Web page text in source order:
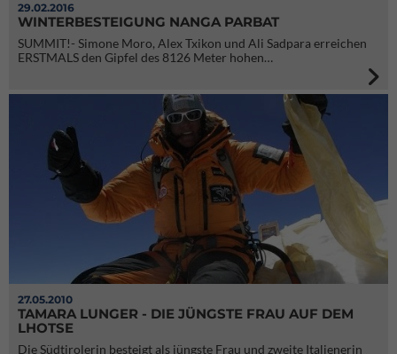
29.02.2016
WINTERBESTEIGUNG NANGA PARBAT
SUMMIT!- Simone Moro, Alex Txikon und Ali Sadpara erreichen
ERSTMALS den Gipfel des 8126 Meter hohen…
27.05.2010
TAMARA LUNGER - DIE JÜNGSTE FRAU AUF DEM
LHOTSE
Die Südtirolerin besteigt als jüngste Frau und zweite Italienerin